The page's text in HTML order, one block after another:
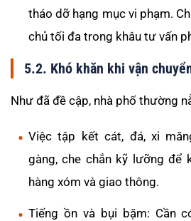
tháo dỡ hạng mục vi phạm.
chủ tối đa trong khâu tư vấn
5.2. Khó khăn khi vận
Như đã đề cập, nhà phố thường
Việc tập kết cát, đá, xi
gàng, che chắn kỹ lưỡng để
hàng xóm và giao thông.
Tiếng ồn và bụi bặm: Cần